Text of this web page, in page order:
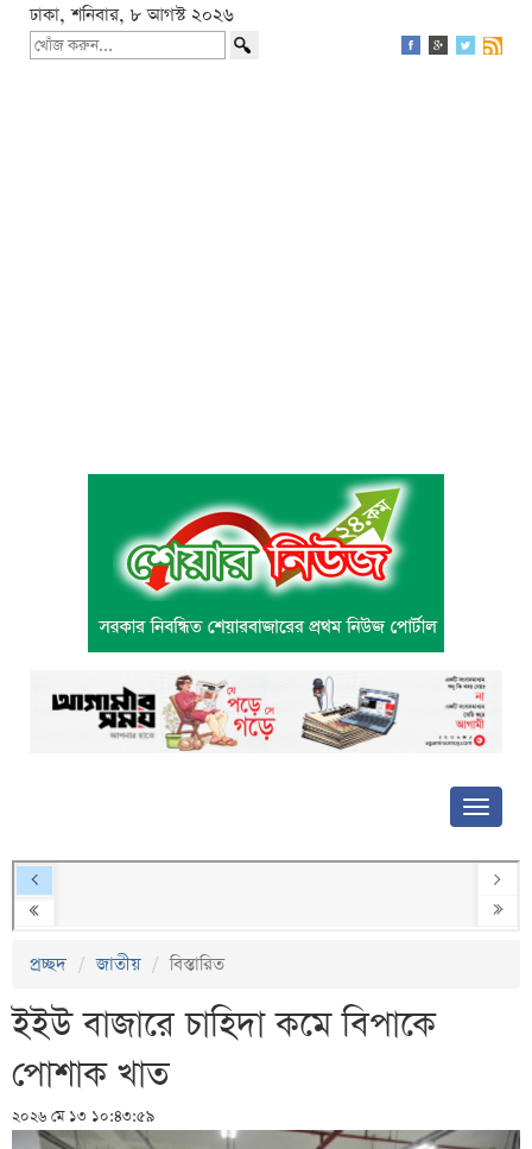
ঢাকা, শনিবার, ৮ আগস্ট ২০২৬
প্রচ্ছদ জাতীয় বিস্তারিত
ইইউ বাজারে চাহিদা কমে বিপাকে
পোশাক খাত
২০২৬ মে ১৩ ১০:৪৩:৫৯